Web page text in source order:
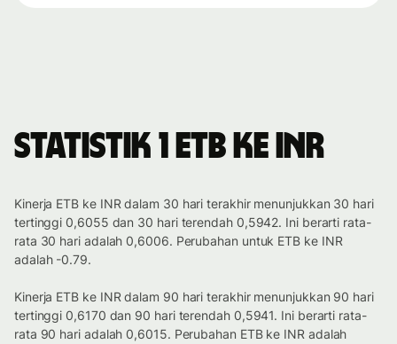
Statistik 1 ETB ke INR
Kinerja ETB ke INR dalam 30 hari terakhir menunjukkan 30 hari
tertinggi 0,6055 dan 30 hari terendah 0,5942. Ini berarti rata-
rata 30 hari adalah 0,6006. Perubahan untuk ETB ke INR
adalah -0.79.
Kinerja ETB ke INR dalam 90 hari terakhir menunjukkan 90 hari
tertinggi 0,6170 dan 90 hari terendah 0,5941. Ini berarti rata-
rata 90 hari adalah 0,6015. Perubahan ETB ke INR adalah